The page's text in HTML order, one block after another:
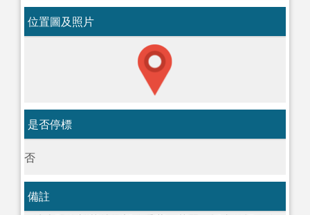
位置圖及照片
是否停標
否
備註